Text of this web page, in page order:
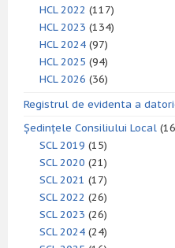
HCL 2022 (117)
HCL 2023 (134)
HCL 2024 (97)
HCL 2025 (94)
HCL 2026 (36)
Registrul de evidenta a
Ședințele Consiliului Local
SCL 2019 (15)
SCL 2020 (21)
SCL 2021 (17)
SCL 2022 (26)
SCL 2023 (26)
SCL 2024 (24)